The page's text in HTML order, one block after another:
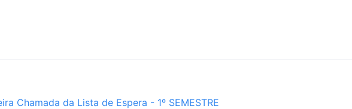
Chamada da Lista de Espera - 1º SEMESTRE